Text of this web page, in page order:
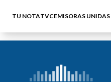
TU NOTATVCEMISORAS UNIDAS